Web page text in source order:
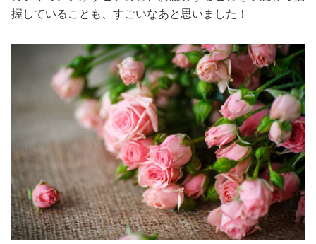
握していることも、すごいなあと思いました！